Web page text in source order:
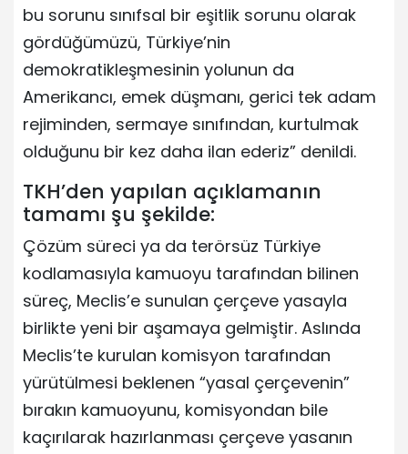
bu sorunu sınıfsal bir eşitlik sorunu olarak
gördüğümüzü, Türkiye’nin
demokratikleşmesinin yolunun da
Amerikancı, emek düşmanı, gerici tek adam
rejiminden, sermaye sınıfından, kurtulmak
olduğunu bir kez daha ilan ederiz” denildi.
TKH’den yapılan açıklamanın
tamamı şu şekilde:
Çözüm süreci ya da terörsüz Türkiye
kodlamasıyla kamuoyu tarafından bilinen
süreç, Meclis’e sunulan çerçeve yasayla
birlikte yeni bir aşamaya gelmiştir. Aslında
Meclis’te kurulan komisyon tarafından
yürütülmesi beklenen “yasal çerçevenin”
bırakın kamuoyunu, komisyondan bile
kaçırılarak hazırlanması çerçeve yasanın